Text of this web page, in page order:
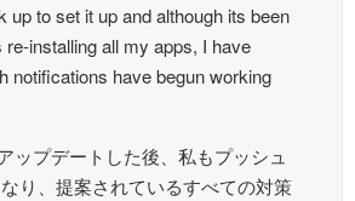
up to set it up and although its been
re-installing all my apps, I have
notifications have begun working
ップデートした後、私もプッシュ
り、提案されているすべての対策